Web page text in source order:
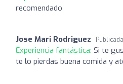
recomendado
Jose Mari Rodriguez
Experiencia fantástica: Si te
te lo pierdas buena comida y